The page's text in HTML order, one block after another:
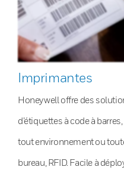
Imprimantes
Honeywell offre des
d’étiquettes à code à
tout environnement ou
bureau, RFID. Facile à